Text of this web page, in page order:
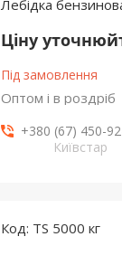
Лебідка
Ціну
Під замовлення
Оптом і в роздріб
+380 (67) 450-
Київстар
TS 5000 кг